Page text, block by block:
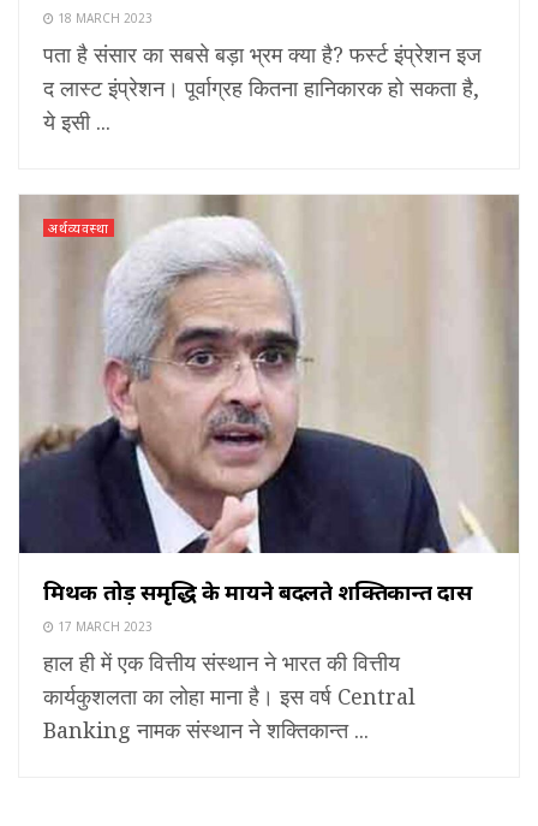
18 MARCH 2023
पता है संसार का सबसे बड़ा भ्रम क्या है? फर्स्ट इंप्रेशन इज
द लास्ट इंप्रेशन। पूर्वाग्रह कितना हानिकारक हो सकता है,
ये इसी ...
अर्थव्यवस्था
मिथक तोड़ समृद्धि के मायने बदलते शक्तिकान्त दास
17 MARCH 2023
हाल ही में एक वित्तीय संस्थान ने भारत की वित्तीय
कार्यकुशलता का लोहा माना है। इस वर्ष Central
Banking नामक संस्थान ने शक्तिकान्त ...